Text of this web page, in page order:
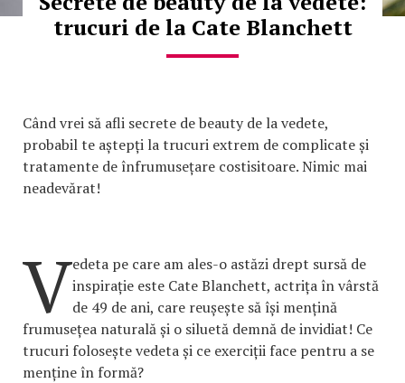
trucuri de la Cate Blanchett
Când vrei să afli secrete de beauty de la vedete,
probabil te aștepți la trucuri extrem de complicate și
tratamente de înfrumusețare costisitoare. Nimic mai
neadevărat!
Vedeta pe care am ales-o astăzi drept sursă de
inspirație este Cate Blanchett, actrița în vârstă
de 49 de ani, care reușește să își mențină
frumusețea naturală și o siluetă demnă de invidiat! Ce
trucuri folosește vedeta și ce exerciții face pentru a se
menține în formă?